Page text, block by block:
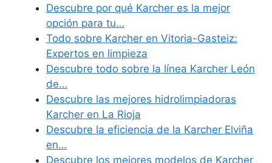
Descubre por qué Karcher es la mejor
opción para tu…
Todo sobre Karcher en Vitoria-Gasteiz:
Expertos en limpieza
Descubre todo sobre la línea Karcher León
de…
Descubre las mejores hidrolimpiadoras
Karcher en La Rioja
Descubre la eficiencia de la Karcher Elviña
en…
Descubre los mejores modelos de Karcher